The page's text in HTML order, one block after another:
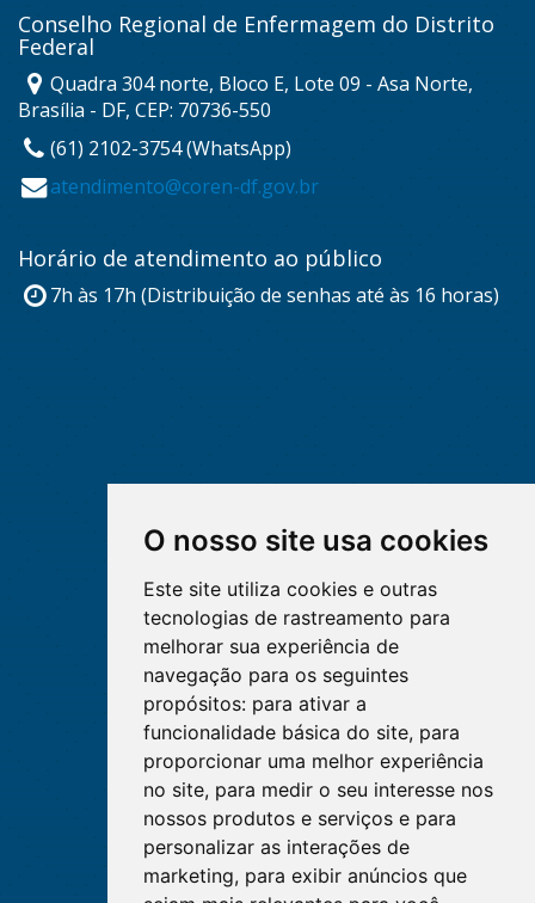
O nosso site usa cookies
Este site utiliza cookies e outras
tecnologias de rastreamento para
melhorar sua experiência de
navegação para os seguintes
propósitos: para ativar a
funcionalidade básica do site, para
proporcionar uma melhor experiência
no site, para medir o seu interesse nos
nossos produtos e serviços e para
personalizar as interações de
marketing, para exibir anúncios que
Conselho Regional de Enfermagem do Distrito
Federal
Quadra 304 norte, Bloco E, Lote 09 - Asa Norte,
Brasília - DF, CEP: 70736-550
(61) 2102-3754 (WhatsApp)
atendimento@coren-df.gov.br
Horário de atendimento ao público
7h às 17h (Distribuição de senhas até às 16 horas)